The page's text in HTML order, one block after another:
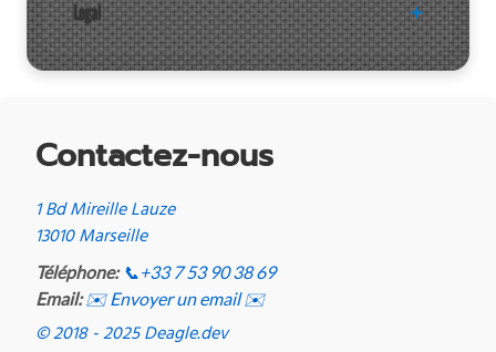
Legal
Contactez-nous
1 Bd Mireille Lauze
13010 Marseille
Téléphone: 📞 +33 7 53 90 38 69
Email: ✉️ Envoyer un email ✉️
© 2018 - 2025 Deagle.dev